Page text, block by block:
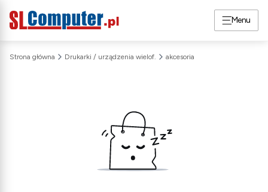
Menu
Strona główna Drukarki / urządzenia wielof. akcesoria